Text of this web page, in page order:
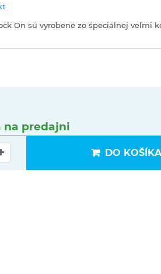
On sú vyrobené zo špeciálnej veľmi
na predajni
DO KOŠÍKA